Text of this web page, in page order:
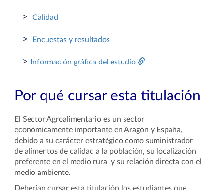
> Calidad
> Encuestas y resultados
> Información gráfica del estudio
Por qué cursar esta titulación
El Sector Agroalimentario es un sector
económicamente importante en Aragón y España,
debido a su carácter estratégico como suministrador
de alimentos de calidad a la población, su localización
preferente en el medio rural y su relación directa con el
medio ambiente.
Deberían cursar esta titulación los estudiantes que